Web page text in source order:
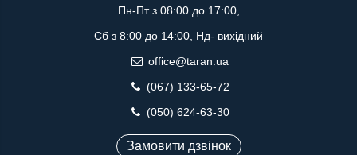
Пн-Пт з 08:00 до 17:00,
Сб з 8:00 до 14:00, Нд- вихідний
office@taran.ua
(067) 133-65-72
(050) 624-63-30
Замовити дзвінок